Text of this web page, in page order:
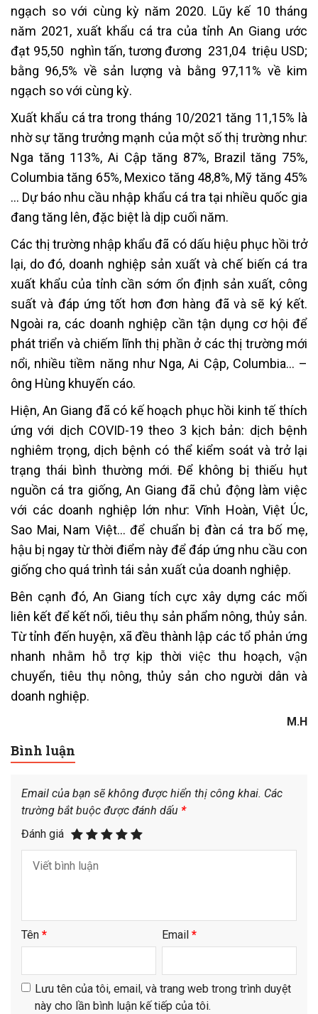
ngạch so với cùng kỳ năm 2020. Lũy kế 10 tháng
năm 2021, xuất khẩu cá tra của tỉnh An Giang ước
đạt 95,50 nghìn tấn, tương đương 231,04 triệu USD;
bằng 96,5% về sản lượng và bằng 97,11% về kim
ngạch so với cùng kỳ.
Xuất khẩu cá tra trong tháng 10/2021 tăng 11,15% là
nhờ sự tăng trưởng mạnh của một số thị trường như:
Nga tăng 113%, Ai Cập tăng 87%, Brazil tăng 75%,
Columbia tăng 65%, Mexico tăng 48,8%, Mỹ tăng 45%
… Dự báo nhu cầu nhập khẩu cá tra tại nhiều quốc gia
đang tăng lên, đặc biệt là dịp cuối năm.
Các thị trường nhập khẩu đã có dấu hiệu phục hồi trở
lại, do đó, doanh nghiệp sản xuất và chế biến cá tra
xuất khẩu của tỉnh cần sớm ổn định sản xuất, công
suất và đáp ứng tốt hơn đơn hàng đã và sẽ ký kết.
Ngoài ra, các doanh nghiệp cần tận dụng cơ hội để
phát triển và chiếm lĩnh thị phần ở các thị trường mới
nổi, nhiều tiềm năng như Nga, Ai Cập, Columbia… –
ông Hùng khuyến cáo.
Hiện, An Giang đã có kế hoạch phục hồi kinh tế thích
ứng với dịch COVID-19 theo 3 kịch bản: dịch bệnh
nghiêm trọng, dịch bệnh có thể kiểm soát và trở lại
trạng thái bình thường mới. Để không bị thiếu hụt
nguồn cá tra giống, An Giang đã chủ động làm việc
với các doanh nghiệp lớn như: Vĩnh Hoàn, Việt Úc,
Sao Mai, Nam Việt… để chuẩn bị đàn cá tra bố mẹ,
hậu bị ngay từ thời điểm này để đáp ứng nhu cầu con
giống cho quá trình tái sản xuất của doanh nghiệp.
Bên cạnh đó, An Giang tích cực xây dựng các mối
liên kết để kết nối, tiêu thụ sản phẩm nông, thủy sản.
Từ tỉnh đến huyện, xã đều thành lập các tổ phản ứng
nhanh nhằm hỗ trợ kịp thời việc thu hoạch, vận
chuyển, tiêu thụ nông, thủy sản cho người dân và
doanh nghiệp.
M.H
Bình luận
Email của bạn sẽ không được hiển thị công khai. Các
trường bắt buộc được đánh dấu *
Đánh giá
Tên * Email *
Lưu tên của tôi, email, và trang web trong trình duyệt
này cho lần bình luận kế tiếp của tôi.